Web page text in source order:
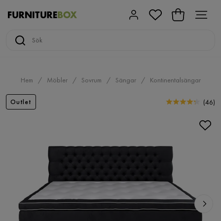
Hem Möbler Sovrum Sängar Kontinentalsängar
Outlet (46)